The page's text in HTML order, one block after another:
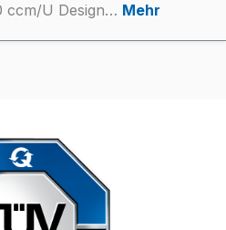
ccm/U Design… Mehr